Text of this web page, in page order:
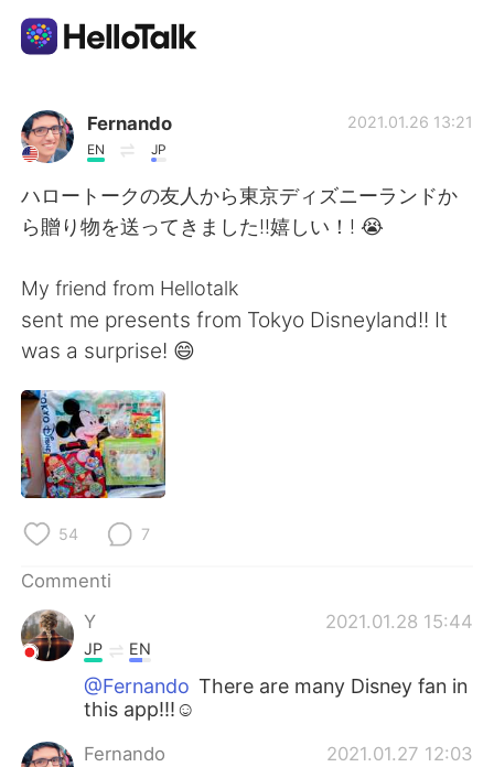
App di scambio linguistico
AI Grammar Checker
Italiano
English 简体中文
繁體中文
العربية
Deutsch
ไทย
Türkçe
Português
Fernando
EN JP
2021.01.26 13:21
ハロートークの友人から東京ディズニーランドか
ら贈り物を送ってきました!!嬉しい！! 😭
My friend from Hellotalk
sent me presents from Tokyo Disneyland!! It
was a surprise! 😄
54 7
Commenti
Y
2021.01.28 15:44
JP EN
@Fernando There are many Disney fan in
this app!!!☺️
Fernando 2021.01.27 12:03